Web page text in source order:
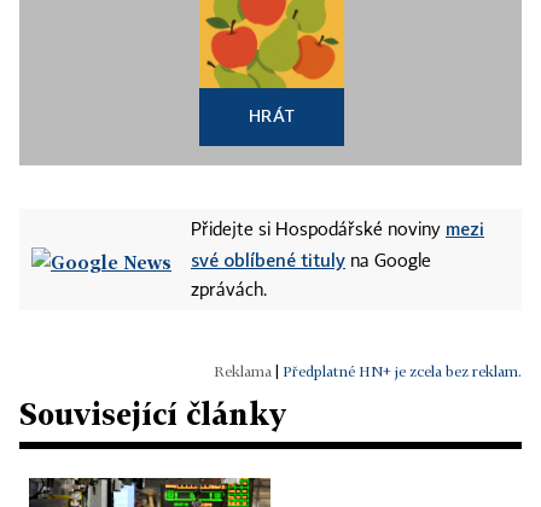
HRÁT
Přidejte si Hospodářské noviny mezi
své oblíbené tituly na Google
zprávách.
Předplatné HN+ je zcela bez reklam.
Související články